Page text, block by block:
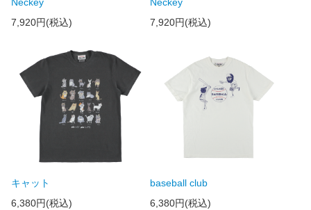
7,920円(税込)
7,920円(税込)
キャット
6,380円(税込)
baseball club
6,380円(税込)